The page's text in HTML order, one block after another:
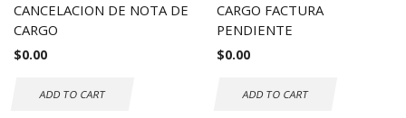
CANCELACION DE NOTA DE
CARGO
$0.00
ADD TO CART
CARGO FACTURA
PENDIENTE
$0.00
ADD TO CART